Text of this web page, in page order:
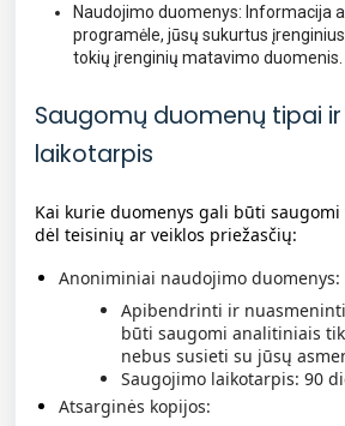
Naudojimo duomenys: Informacija
programėle, jūsų sukurtus
tokių įrenginių matavimo duomenis.
Saugomų duomenų tipai
laikotarpis
Kai kurie duomenys gali būti
dėl teisinių ar veiklos priežasčių:
Anoniminiai naudojimo duomenys:
Apibendrinti ir
būti saugomi analitiniais
nebus susieti su jūsų
Saugojimo laikotarpis: 90
Atsarginės kopijos: